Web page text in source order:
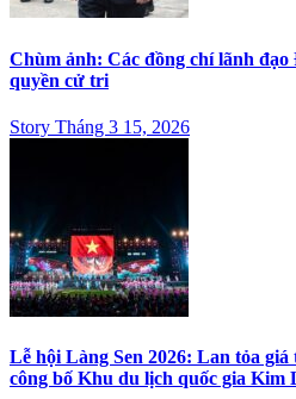
Chùm ảnh: Các đồng chí lãnh
quyền cử tri
Story Tháng 3 15, 2026
Lễ hội Làng Sen 2026: Lan tỏa
công bố Khu du lịch quốc gia Kim